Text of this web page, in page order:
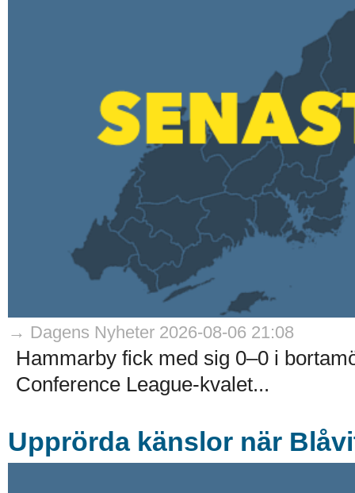
→ Dagens Nyheter 2026-08-06 21:08
Hammarby fick med sig 0–0 i
Conference League-kvalet...
Upprörda känslor när